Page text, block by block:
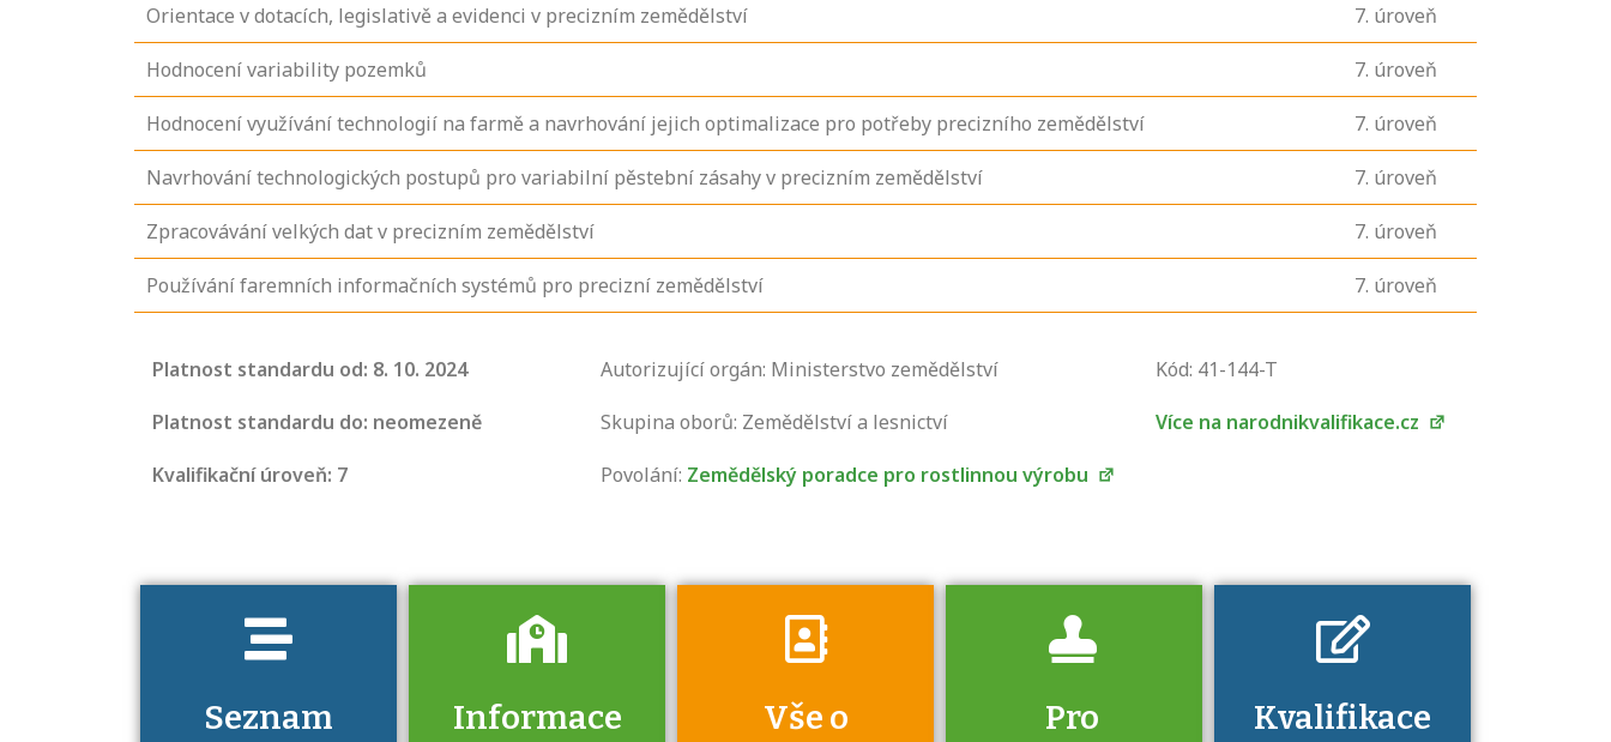
Orientace v dotacích, legislativě a evidenci v precizním zemědělství 7. úroveň
Hodnocení variability pozemků 7. úroveň
Hodnocení využívání technologií na farmě a navrhování jejich optimalizace pro potřeby precizního zemědělství 7. úroveň
Navrhování technologických postupů pro variabilní pěstební zásahy v precizním zemědělství 7. úroveň
Zpracovávání velkých dat v precizním zemědělství 7. úroveň
Používání faremních informačních systémů pro precizní zemědělství 7. úroveň
Platnost standardu od: 8. 10. 2024
Platnost standardu do: neomezeně
Kvalifikační úroveň: 7
Autorizující orgán: Ministerstvo zemědělství
Skupina oborů: Zemědělství a lesnictví
Povolání: Zemědělský poradce pro rostlinnou výrobu
Kód: 41-144-T
Více na narodnikvalifikace.cz
Seznam
seznam
kvalifikací. Víte,
musíte pro danou
Informace
Vše o
Zjistěte, jak se
zkoušce a kde
o tom, kdo vás
Pro
Kvalifikace
U řady živností je
Pro které toto